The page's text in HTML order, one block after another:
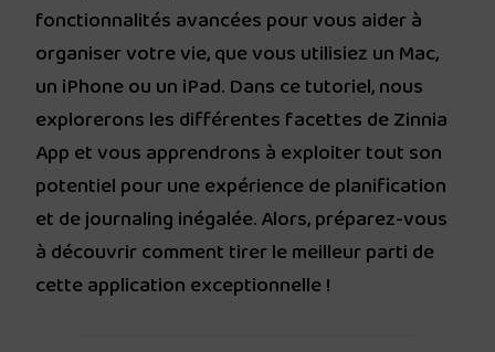
fonctionnalités avancées pour vous aider à
organiser votre vie, que vous utilisiez un Mac,
un iPhone ou un iPad. Dans ce tutoriel, nous
explorerons les différentes facettes de Zinnia
App et vous apprendrons à exploiter tout son
potentiel pour une expérience de planification
et de journaling inégalée. Alors, préparez-vous
à découvrir comment tirer le meilleur parti de
cette application exceptionnelle !